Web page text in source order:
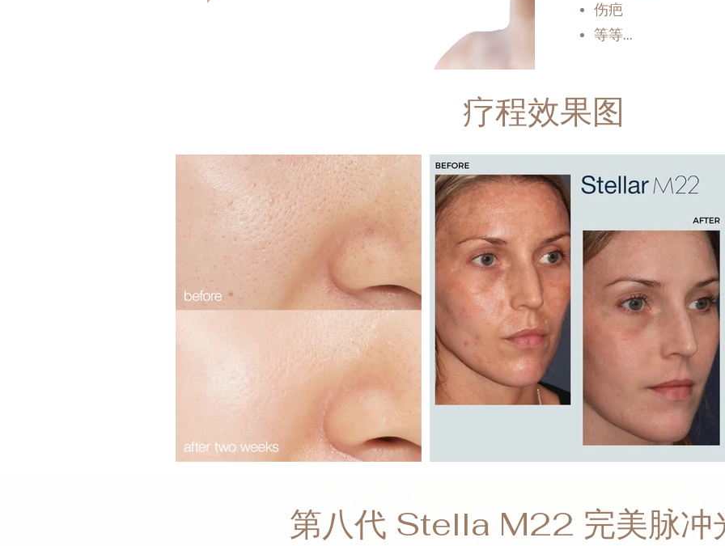
伤疤
等等...
疗程效果图
第八代 Stella M22 完美脉冲